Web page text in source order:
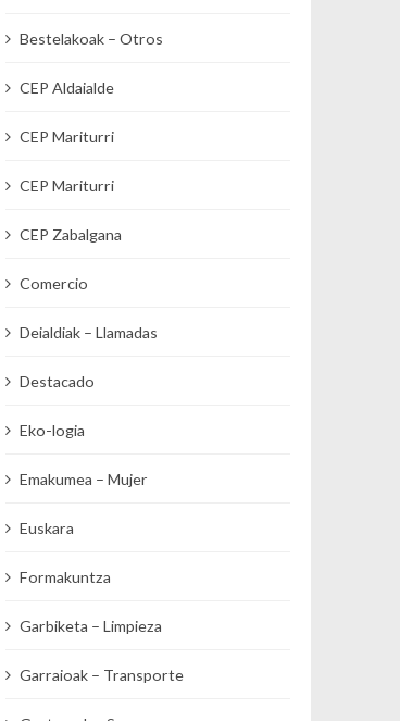
Bestelakoak – Otros
CEP Aldaialde
CEP Mariturri
CEP Mariturri
CEP Zabalgana
Comercio
Deialdiak – Llamadas
Destacado
Eko-logia
Emakumea – Mujer
Euskara
Formakuntza
Garbiketa – Limpieza
Garraioak – Transporte